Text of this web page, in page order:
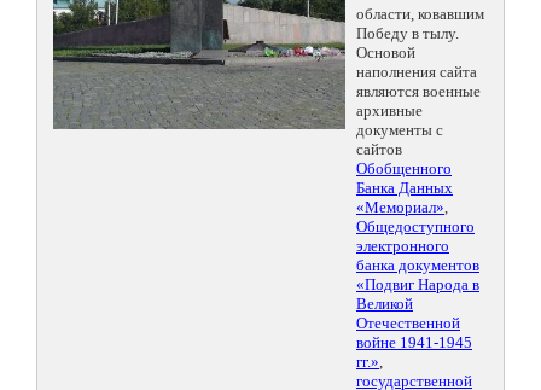
области, ковавшим
Победу в тылу.
Основой
наполнения сайта
являются военные
архивные
документы с
сайтов
Обобщенного
Банка Данных
«Мемориал»,
Общедоступного
электронного
банка документов
«Подвиг Народа в
Великой
Отечественной
войне 1941-1945
гг.»,
государственной